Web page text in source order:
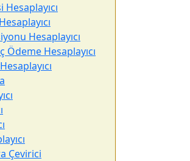
Hesaplayıcı
Ödeme Hesaplayıcı
Çevirici